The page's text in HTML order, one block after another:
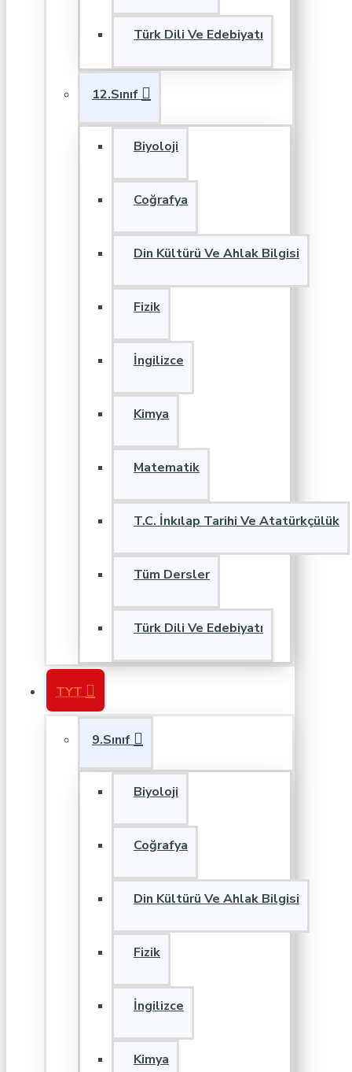
Türk Dili Ve Edebiyatı
12.Sınıf
Biyoloji
Coğrafya
Din Kültürü Ve Ahlak Bilgisi
Fizik
İngilizce
Kimya
Matematik
T.C. İnkılap Tarihi Ve Atatürkçülük
Tüm Dersler
Türk Dili Ve Edebiyatı
TYT
9.Sınıf
Biyoloji
Coğrafya
Din Kültürü Ve Ahlak Bilgisi
Fizik
İngilizce
Kimya